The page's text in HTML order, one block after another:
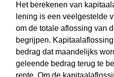
Het berekenen van
lening is een veelgestelde
om de totale aflossing van
begrijpen.
bedrag dat maandelijks
geleende bedrag terug te
rente. Om de